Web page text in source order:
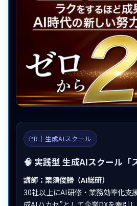
PR｜生成AIスクール
🧠 実践型 生成AIスクール「
講師：栗須俊勝（AI総研）
30社以上にAI研修・業務効率化支